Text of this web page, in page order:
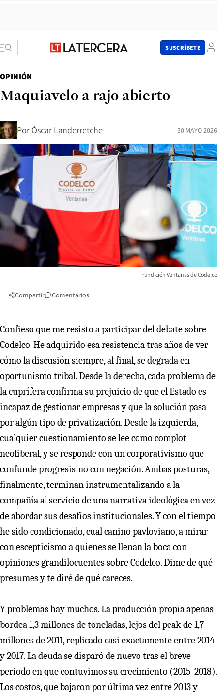
SUSCRÍBETE
OPINIÓN
Maquiavelo a rajo abierto
Por Óscar Landerretche 30 MAYO 2026
Fundición Ventanas de Codelco
Compartir Comentarios
Confieso que me resisto a participar del debate sobre
Codelco. He adquirido esa resistencia tras años de ver
cómo la discusión siempre, al final, se degrada en
oportunismo tribal. Desde la derecha, cada problema de
la cuprífera confirma su prejuicio de que el Estado es
incapaz de gestionar empresas y que la solución pasa
por algún tipo de privatización. Desde la izquierda,
cualquier cuestionamiento se lee como complot
neoliberal, y se responde con un corporativismo que
confunde progresismo con negación. Ambas posturas,
finalmente, terminan instrumentalizando a la
compañía al servicio de una narrativa ideológica en vez
de abordar sus desafíos institucionales. Y con el tiempo
he sido condicionado, cual canino pavloviano, a mirar
con escepticismo a quienes se llenan la boca con
opiniones grandilocuentes sobre Codelco. Dime de qué
presumes y te diré de qué careces.
Y problemas hay muchos. La producción propia apenas
bordea 1,3 millones de toneladas, lejos del peak de 1,7
millones de 2011, replicado casi exactamente entre 2014
y 2017. La deuda se disparó de nuevo tras el breve
período en que contuvimos su crecimiento (2015-2018).
Los costos, que bajaron por última vez entre 2013 y